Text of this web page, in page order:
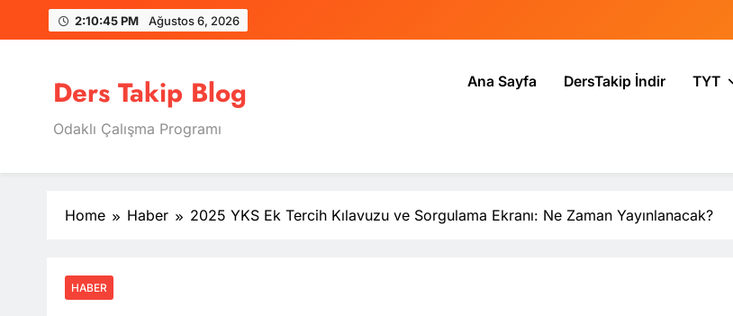
2:10:46 PM Ağustos 6, 2026
Ders Takip Blog
Odaklı Çalışma Programı
Ana Sayfa DersTakip İndir TYT
Home Haber 2025 YKS Ek Tercih Kılavuzu ve Sorgulama Ekranı: Ne Zaman Yayınlanacak?
HABER